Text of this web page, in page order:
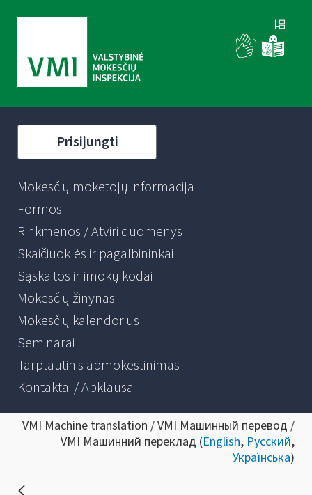
Prisijungti
Mokesčių mokėtojų informacija
Formos
Rinkmenos / Atviri duomenys
Skaičiuoklės ir pagalbininkai
Sąskaitos ir įmokų kodai
Mokesčių žinynas
Mokesčių kalendorius
Seminarai
Tarptautinis apmokestinimas
Kontaktai / Apklausa
VMI Machine translation / VMI Машинный перевод /
VMI Машинний переклад (English, Русский,
Українська)